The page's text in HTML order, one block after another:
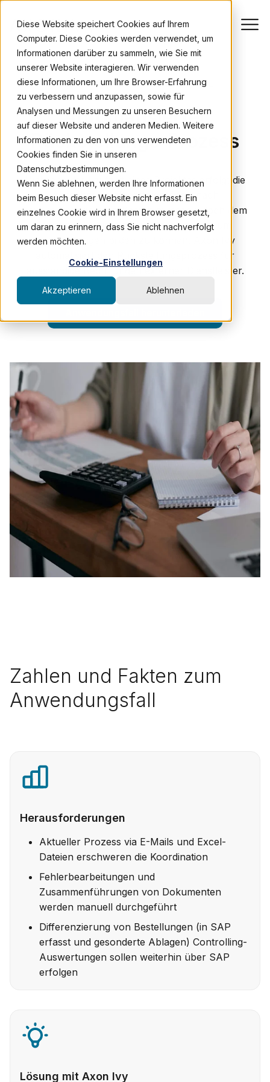
Diese Website speichert Cookies auf Ihrem
Computer. Diese Cookies werden verwendet, um
Informationen darüber zu sammeln, wie Sie mit
unserer Website interagieren. Wir verwenden
diese Informationen, um Ihre Browser-Erfahrung
zu verbessern und anzupassen, sowie für
Analysen und Messungen zu unseren Besuchern
auf dieser Website und anderen Medien. Weitere
Informationen zu den von uns verwendeten
Cookies finden Sie in unseren
Datenschutzbestimmungen.
Wenn Sie ablehnen, werden Ihre Informationen
beim Besuch dieser Website nicht erfasst. Ein
einzelnes Cookie wird in Ihrem Browser gesetzt,
um daran zu erinnern, dass Sie nicht nachverfolgt
werden möchten.
Cookie-Einstellungen
Akzeptieren Ablehnen
AXON IVY ANWENDUNGSFALL
Automatisierter
Rückstellungs-Prozess
Während der Laufzeit eines Projektes erfolgt die
Abrechnung oft erst verzögert nach
Leistungserbringung. Kosten müssen jedoch dem
jeweiligen Projekt zugeordnet werden, um
Rückstellungen bilden zu können. Axon Ivy
automatisiert den Rückstellungsprozess für
ausständige Rechnungen externer Dienstleister.
Zahlen und Fakten zum
Anwendungsfall
Herausforderungen
Aktueller Prozess via E-Mails und Excel-
Dateien erschweren die Koordination
Fehlerbearbeitungen und
Zusammenführungen von Dokumenten
werden manuell durchgeführt
Differenzierung von Bestellungen (in SAP
erfasst und gesonderte Ablagen) Controlling-
Auswertungen sollen weiterhin über SAP
erfolgen
Lösung mit Axon Ivy